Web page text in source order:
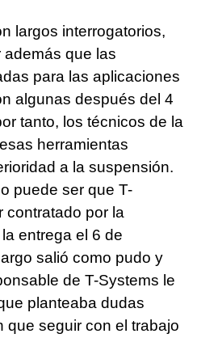
largos interrogatorios,
además que las
para las aplicaciones
algunas después del 4
tanto, los técnicos de la
herramientas
a la suspensión.
puede ser que T-
contratado por la
entrega el 6 de
salió como pudo y
de T-Systems le
planteaba dudas
que seguir con el trabajo